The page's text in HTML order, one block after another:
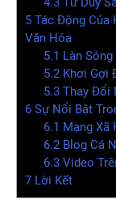
5 Tác Động Của
Văn Hóa
5.1 Làn
5.2Khơi Gợi
5.3Thay Đổi
6 Sự Nổi Bật
6.1 Mạng Xã
6.2Blog Cá
6.3Video
7 Lời Kết